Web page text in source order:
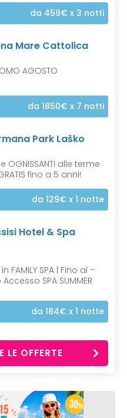
da 459€ x 3 notti
Mare Cattolica
AGOSTO
da 1850€ x 7 notti
Park Laško
e OGNISSANTI alle terme
fino a 5 anni!
da 129€ x 1 notte
Hotel & Spa
FAMILY SPA | Fino al –
SPA SUMMER
da 184€ x 1 notte
LE OFFERTE